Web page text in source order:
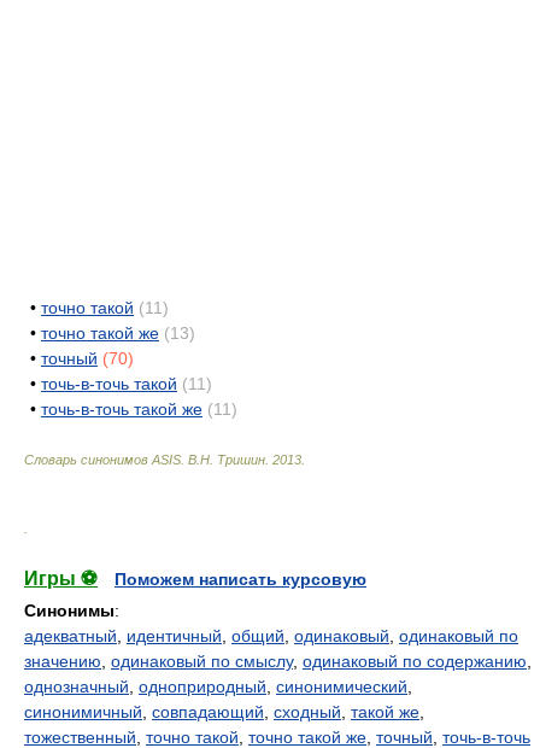
• точно такой (11)
• точно такой же (13)
• точный (70)
• точь-в-точь такой (11)
• точь-в-точь такой же (11)
Словарь синонимов ASIS. В.Н. Тришин 2013
Игры ⚽
Поможем написать курсовую
Синонимы:
адекватный
идентичный общий одинаковый одинаковый по
значению одинаковый по смыслу, одинаковый по содержанию
однозначный одноприродный синонимический
синонимичный совпадающий сходный такой же
тожественный точно такой точно такой же точный точь-в-точь